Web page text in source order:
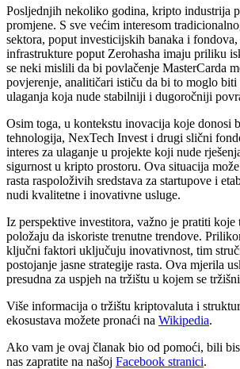
Posljednjih nekoliko godina, kripto industrija
promjene. S sve većim interesom
sektora, poput investicijskih banaka i
infrastrukture poput Zerohasha imaju priliku
se neki mislili da bi povlačenje MasterCarda
povjerenje, analitičari ističu da bi to moglo biti
ulaganja koja nude stabilniji i dugoročniji
Osim toga, u kontekstu inovacija koje donosi
tehnologija, NexTech Invest i drugi slični
interes za ulaganje u projekte koji nude
sigurnost u kripto prostoru. Ova situacija
rasta raspoloživih sredstava za startupove i
nudi kvalitetne i inovativne usluge.
Iz perspektive investitora, važno je pratiti koje
položaju da iskoriste trenutne trendove.
ključni faktori uključuju inovativnost, tim
postojanje jasne strategije rasta. Ova mjerila
presudna za uspjeh na tržištu u kojem se
Više informacija o tržištu kriptovaluta i
ekosustava možete pronaći na Wikipedia.
Ako vam je ovaj članak bio od pomoći, bili
nas zapratite na našoj Facebook stranici.